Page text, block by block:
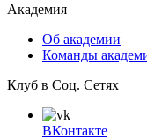
Академия
Об академии
Команды
Клуб в Соц. Сетях
ВКонтакте